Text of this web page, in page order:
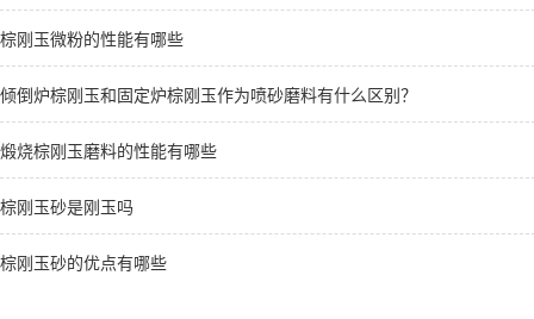
棕刚玉微粉的性能有哪些
倾倒炉棕刚玉和固定炉棕刚玉作为喷砂磨料有什么区别？
煅烧棕刚玉磨料的性能有哪些
棕刚玉砂是刚玉吗
棕刚玉砂的优点有哪些